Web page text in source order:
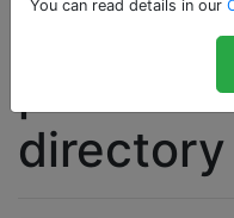
di
percorsi
You can read details in our